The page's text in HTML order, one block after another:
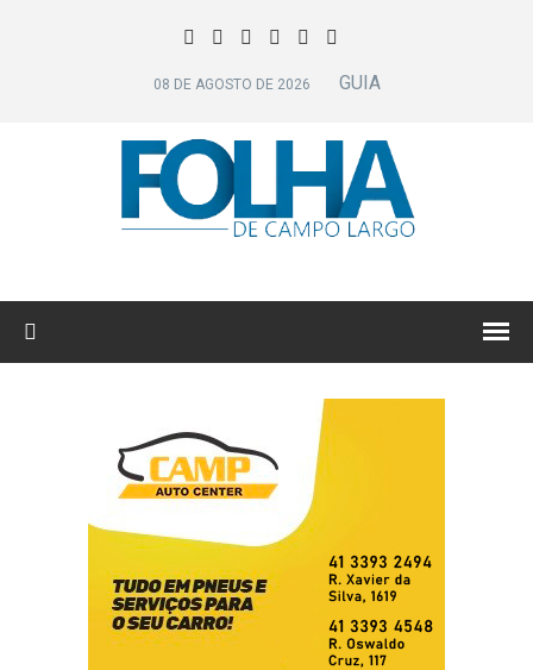
08 DE AGOSTO DE 2026 GUIA